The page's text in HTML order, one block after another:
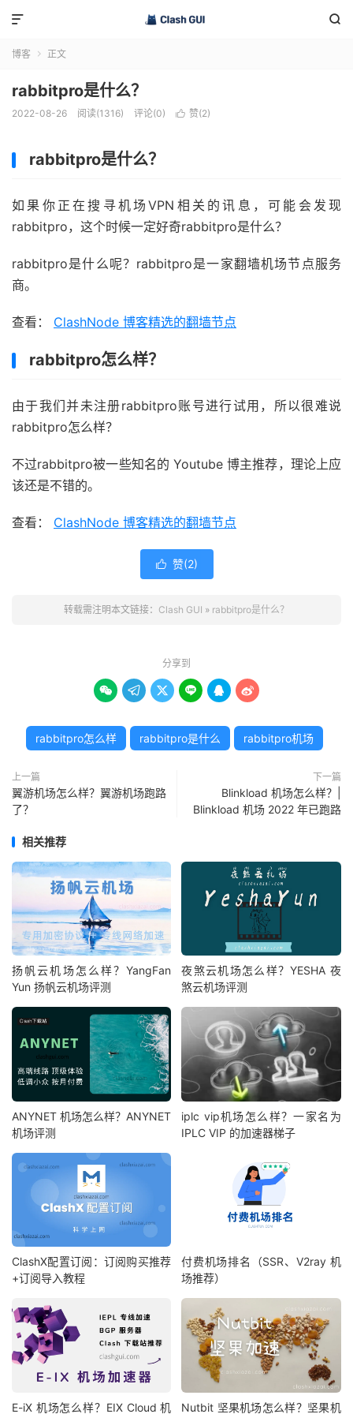


博客  正文
rabbitpro是什么？
2022-08-26 阅读(1316) 评论(0)  赞(2)
rabbitpro是什么？
如果你正在搜寻机场VPN相关的讯息，可能会发现
rabbitpro，这个时候一定好奇rabbitpro是什么？
rabbitpro是什么呢？rabbitpro是一家翻墙机场节点服务
商。
查看： ClashNode 博客精选的翻墙节点
rabbitpro怎么样？
由于我们并未注册rabbitpro账号进行试用，所以很难说
rabbitpro怎么样？
不过rabbitpro被一些知名的 Youtube 博主推荐，理论上应
该还是不错的。
查看： ClashNode 博客精选的翻墙节点
 赞(2)
转载需注明本文链接： Clash GUI » rabbitpro是什么？
分享到
     
rabbitpro怎么样 rabbitpro是什么 rabbitpro机场
上一篇
翼游机场怎么样？翼游机场跑路
了？
下一篇
Blinkload 机场怎么样？|
Blinkload 机场 2022 年已跑路
相关推荐
扬帆云机场怎么样？YangFan
Yun 扬帆云机场评测
夜煞云机场怎么样？YESHA 夜
煞云机场评测
ANYNET 机场怎么样？ANYNET
机场评测
iplc vip机场怎么样？一家名为
IPLC VIP 的加速器梯子
ClashX配置订阅：订阅购买推荐
+订阅导入教程
付费机场排名（SSR、V2ray 机
场推荐）
E-iX 机场怎么样？EIX Cloud 机 Nutbit 坚果机场怎么样？坚果机